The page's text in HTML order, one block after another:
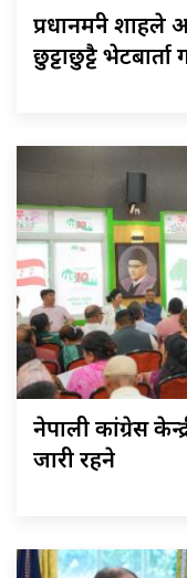
प्रधानमन्त्री
छुट्टाछुट्टै भेटबार्ता
नेपाली कांग्रेस
जारी रहने